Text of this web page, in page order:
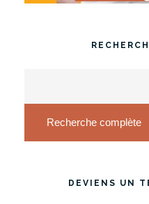
Recherche complète
DEVIENS UN